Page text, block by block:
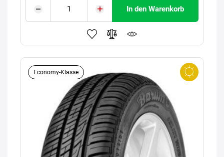
In den Warenkorb
Economy-Klasse